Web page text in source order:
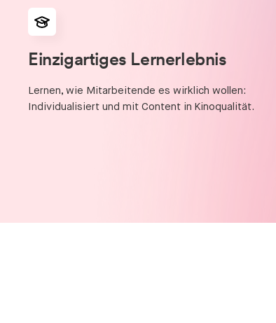
Einzigartiges Lernerlebnis
Lernen, wie Mitarbeitende es wirklich wollen:
Individualisiert und mit Content in Kinoqualität.